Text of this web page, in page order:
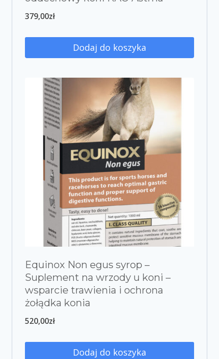
379,00zł
Dodaj do koszyka
Equinox Non egus syrop –
Suplement na wrzody u koni –
wsparcie trawienia i ochrona
żołądka konia
520,00zł
Dodaj do koszyka